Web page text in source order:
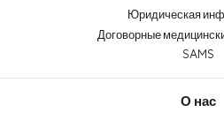
Юридическая
Договорные
SAMS
О нас